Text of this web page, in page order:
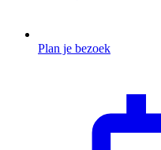
Plan je bezoek